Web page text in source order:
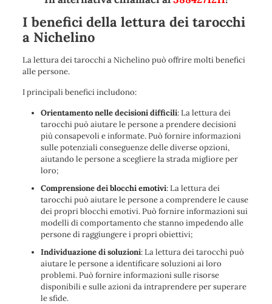
I benefici della lettura dei tarocchi
a Nichelino
La lettura dei tarocchi a Nichelino può offrire molti benefici
alle persone.
I principali benefici includono:
Orientamento nelle decisioni difficili: La lettura dei
tarocchi può aiutare le persone a prendere decisioni
più consapevoli e informate. Può fornire informazioni
sulle potenziali conseguenze delle diverse opzioni,
aiutando le persone a scegliere la strada migliore per
loro;
Comprensione dei blocchi emotivi: La lettura dei
tarocchi può aiutare le persone a comprendere le cause
dei propri blocchi emotivi. Può fornire informazioni sui
modelli di comportamento che stanno impedendo alle
persone di raggiungere i propri obiettivi;
Individuazione di soluzioni: La lettura dei tarocchi può
aiutare le persone a identificare soluzioni ai loro
problemi. Può fornire informazioni sulle risorse
disponibili e sulle azioni da intraprendere per superare
le sfide.